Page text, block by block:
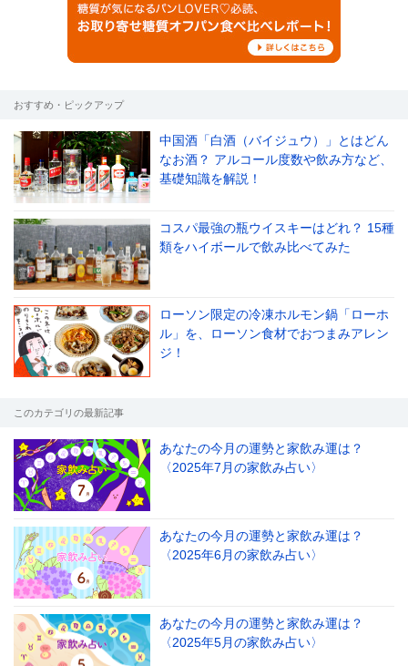
おすすめ・ピックアップ
中国酒「白酒（バイジュウ）」とはどん
なお酒？ アルコール度数や飲み方など、
基礎知識を解説！
コスパ最強の瓶ウイスキーはどれ？ 15種
類をハイボールで飲み比べてみた
ローソン限定の冷凍ホルモン鍋「ローホ
ル」を、ローソン食材でおつまみアレン
ジ！
このカテゴリの最新記事
あなたの今月の運勢と家飲み運は？
〈2025年7月の家飲み占い〉
あなたの今月の運勢と家飲み運は？
〈2025年6月の家飲み占い〉
あなたの今月の運勢と家飲み運は？
〈2025年5月の家飲み占い〉